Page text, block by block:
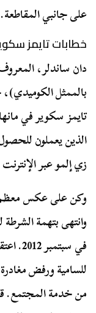
على جانبي المقاطعة.
خطابات تايمز
دان ساندلر،
بالممثل الكوميدي)،
تايمز سكوير في
الذين يعملون
زي إلمو عبر
وكن على عكس معظم
وانتهى بتهمة
في
للسامية ورفض
من خدمة المجتمع.